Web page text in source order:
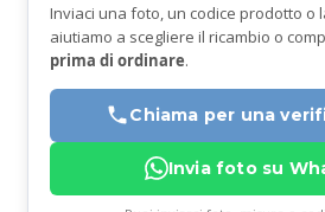
Inviaci una foto, un codice prodotto o
aiutiamo a scegliere il ricambio o
prima di ordinare.
Chiama per una
Invia foto su